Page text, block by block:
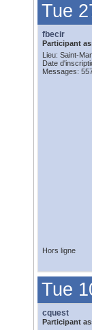
Tue
fbecir
Participant
Lieu: Saint-
Date
Messages:
Hors ligne
Tue
cquest
Participant